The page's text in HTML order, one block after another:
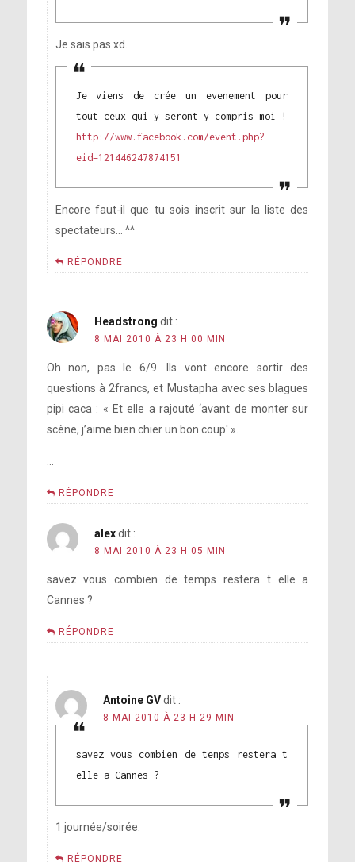
Je sais pas xd.
Je viens de crée un evenement pour
tout ceux qui y seront y compris moi !
http://www.facebook.com/event.php?
eid=121446247874151
Encore faut-il que tu sois inscrit sur la liste des
spectateurs… ^^
RÉPONDRE
Headstrong dit :
8 MAI 2010 À 23 H 00 MIN
Oh non, pas le 6/9. Ils vont encore sortir des
questions à 2francs, et Mustapha avec ses blagues
pipi caca : « Et elle a rajouté ‘avant de monter sur
scène, j’aime bien chier un bon coup' ».
RÉPONDRE
alex dit :
8 MAI 2010 À 23 H 05 MIN
savez vous combien de temps restera t elle a
Cannes ?
RÉPONDRE
Antoine GV dit :
8 MAI 2010 À 23 H 29 MIN
savez vous combien de temps restera t
elle a Cannes ?
1 journée/soirée.
RÉPONDRE